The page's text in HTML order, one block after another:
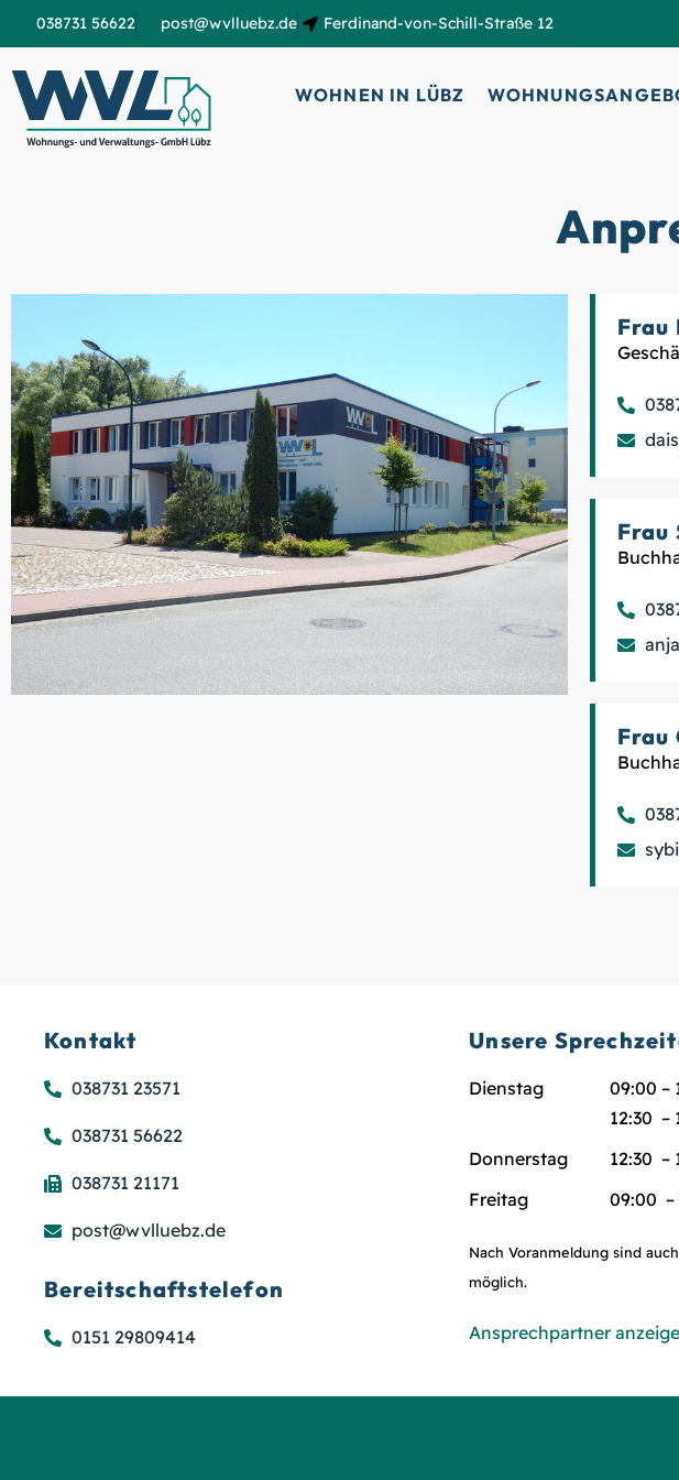
038731 56622 post@wvlluebz.de Ferdinand-von-Schill-Straße 12
WOHNEN IN LÜBZ
Frau
Frau
Frau
Kontakt
038731 23571
038731 56622
038731 21171
post@wvlluebz.de
Bereitschaftstelefon
0151 29809414
Unsere
Dienstag
09:00 –
12:30 –
Donnerstag
12:30 –
Freitag
09:00 –
Nach Voranmeldung sind
möglich.
Ansprechpartner